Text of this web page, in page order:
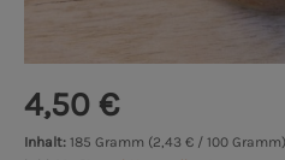
4,50 €
Inhalt: 185 Gramm (2,43 € / 100 Gramm)